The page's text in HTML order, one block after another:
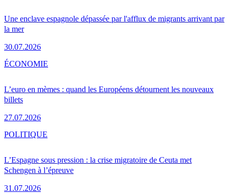
Une enclave espagnole dépassée par l'afflux de migrants arrivant par
la mer
30.07.2026
L’euro en mèmes : quand les Européens détournent les nouveaux
billets
27.07.2026
ÉCONOMIE
L’Espagne sous pression : la crise migratoire de Ceuta met
Schengen à l’épreuve
31.07.2026
POLITIQUE